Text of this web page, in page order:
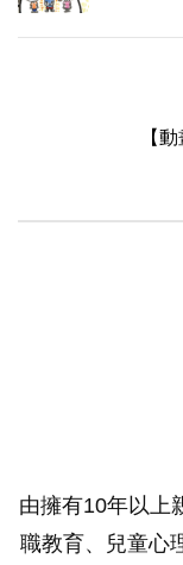
【
由擁有10年以上
職教育、兒童心